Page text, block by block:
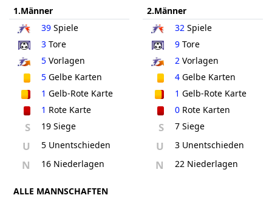
1.Männer
39 Spiele
3 Tore
5 Vorlagen
5 Gelbe Karten
1 Gelb-Rote Karte
1 Rote Karte
S 19 Siege
U 5 Unentschieden
N 16 Niederlagen
2.Männer
32Spiele
9Tore
2Vorlagen
4Gelbe Karten
1 Gelb-Rote Karte
0Rote Karten
S 7 Siege
U 3 Unentschieden
N 22 Niederlagen
ALLE MANNSCHAFTEN